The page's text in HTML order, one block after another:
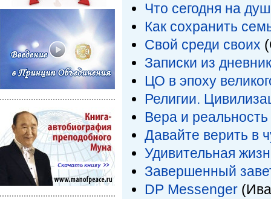
Что сегодня на
Как сохранить
Свой среди своих
Записки из
ЦО в эпоху
Религии.
Вера и реальность
Давайте верить в
Удивительная
Завершенный
DP Messenger